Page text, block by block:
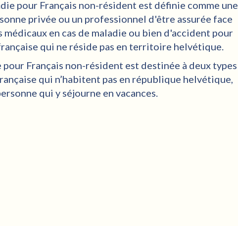
pour Français non-résident est définie comme une
privée ou un professionnel d'être assurée face
médicaux en cas de maladie ou bien d'accident pour
qui ne réside pas en territoire helvétique.
pour Français non-résident est destinée à deux types
qui n’habitent pas en république helvétique,
qui y séjourne en vacances.